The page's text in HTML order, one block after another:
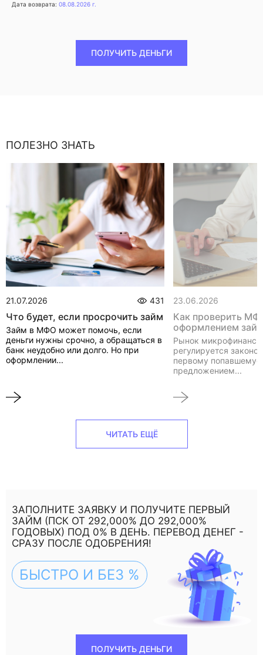
Дата возврата: 08.08.2026 г.
ПОЛУЧИТЬ ДЕНЬГИ
ПОЛЕЗНО ЗНАТЬ
21.07.2026 431
Что будет, если просрочить займ
Займ в МФО может помочь, если
деньги нужны срочно, а обращаться в
банк неудобно или долго. Но при
оформлении...
23.06.2026
Как проверить
оформлением
Рынок
регулируется
первому
предложением...
ЧИТАТЬ ЕЩЁ
ЗАПОЛНИТЕ ЗАЯВКУ И ПОЛУЧИТЕ ПЕРВЫЙ
ЗАЙМ (ПСК ОТ 292,000% ДО 292,000%
ГОДОВЫХ) ПОД 0% В ДЕНЬ. ПЕРЕВОД ДЕНЕГ -
СРАЗУ ПОСЛЕ ОДОБРЕНИЯ!
БЫСТРО И БЕЗ %
ПОЛУЧИТЬ ДЕНЬГИ